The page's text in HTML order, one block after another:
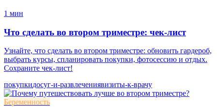
1 мин
Что сделать во втором триместре: чек-лист
Узнайте, что сделать во втором триместре: обновить гардероб,
выбрать курсы, спланировать покупки, фотосессию и отдых.
Сохраните чек-лист!
покупкидосуг-и-развлечениявизиты-к-врачу
Беременность